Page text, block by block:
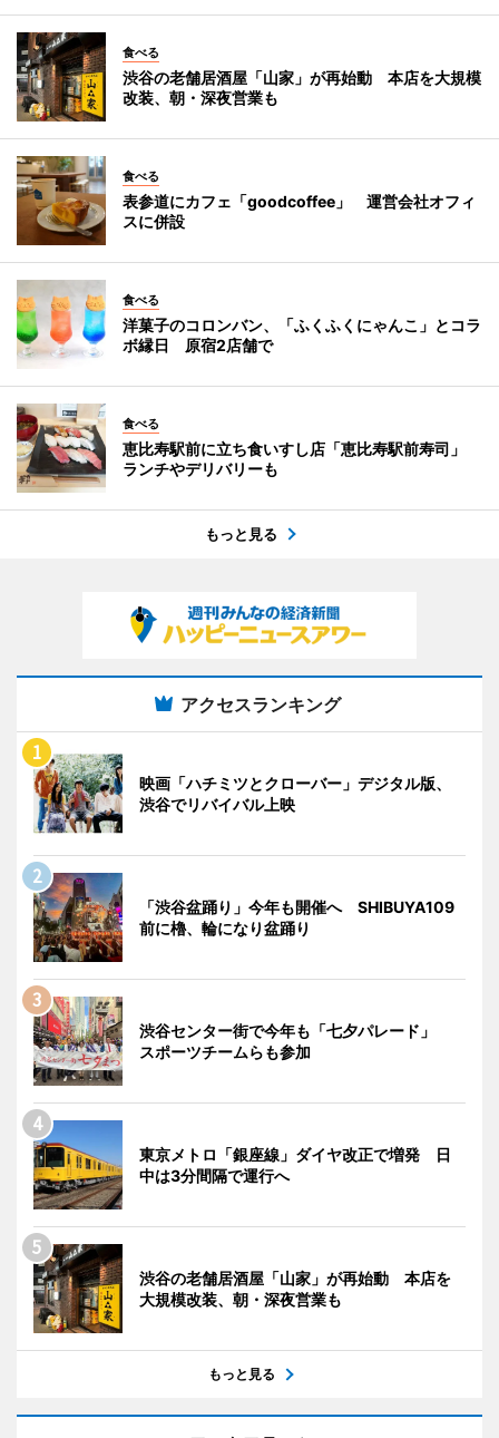
食べる
渋谷の老舗居酒屋「山家」が再始動 本店を大規模
改装、朝・深夜営業も
食べる
表参道にカフェ「goodcoffee」 運営会社オフィ
スに併設
食べる
洋菓子のコロンバン、「ふくふくにゃんこ」とコラ
ボ縁日 原宿2店舗で
食べる
恵比寿駅前に立ち食いすし店「恵比寿駅前寿司」
ランチやデリバリーも
もっと見る
アクセスランキング
映画「ハチミツとクローバー」デジタル版、
渋谷でリバイバル上映
「渋谷盆踊り」今年も開催へ SHIBUYA109
前に櫓、輪になり盆踊り
渋谷センター街で今年も「七夕パレード」
スポーツチームらも参加
東京メトロ「銀座線」ダイヤ改正で増発 日
中は3分間隔で運行へ
渋谷の老舗居酒屋「山家」が再始動 本店を
大規模改装、朝・深夜営業も
もっと見る